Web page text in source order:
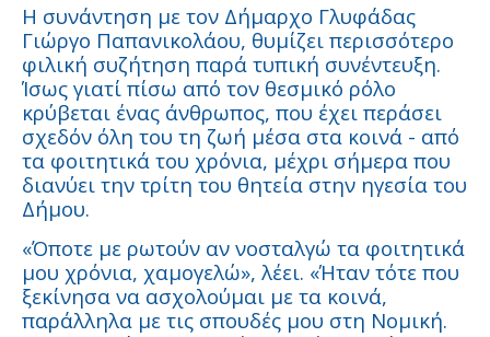
Η συνάντηση με τον Δήμαρχο Γλυφάδας
Γιώργο Παπανικολάου, θυμίζει περισσότερο
φιλική συζήτηση παρά τυπική συνέντευξη.
Ίσως γιατί πίσω από τον θεσμικό ρόλο
κρύβεται ένας άνθρωπος, που έχει περάσει
σχεδόν όλη του τη ζωή μέσα στα κοινά - από
τα φοιτητικά του χρόνια, μέχρι σήμερα που
διανύει την τρίτη του θητεία στην ηγεσία του
Δήμου.
«Όποτε με ρωτούν αν νοσταλγώ τα φοιτητικά
μου χρόνια, χαμογελώ», λέει. «Ήταν τότε που
ξεκίνησα να ασχολούμαι με τα κοινά,
παράλληλα με τις σπουδές μου στη Νομική.